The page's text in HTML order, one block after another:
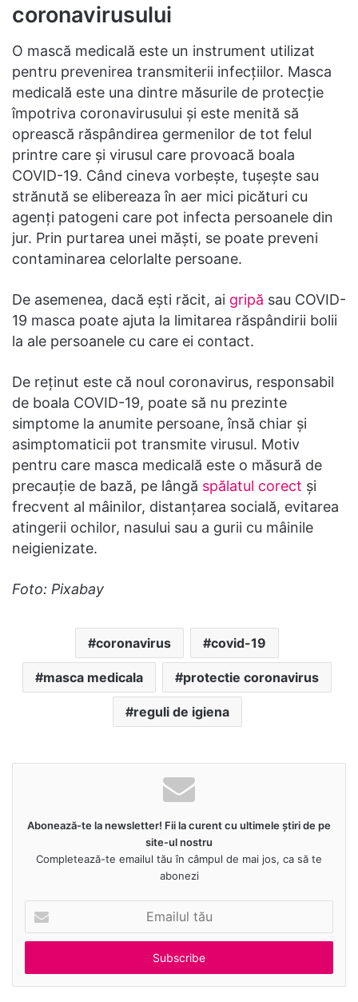
coronavirusului
O mască medicală este un instrument utilizat
pentru prevenirea transmiterii infecțiilor. Masca
medicală este una dintre măsurile de protecție
împotriva coronavirusului și este menită să
oprească răspândirea germenilor de tot felul
printre care și virusul care provoacă boala
COVID-19. Când cineva vorbește, tușește sau
strănută se elibereaza în aer mici picături cu
agenți patogeni care pot infecta persoanele din
jur. Prin purtarea unei măști, se poate preveni
contaminarea celorlalte persoane.
De asemenea, dacă ești răcit, ai gripă sau COVID-
19 masca poate ajuta la limitarea răspândirii bolii
la ale persoanele cu care ei contact.
De reținut este că noul coronavirus, responsabil
de boala COVID-19, poate să nu prezinte
simptome la anumite persoane, însă chiar și
asimptomaticii pot transmite virusul. Motiv
pentru care masca medicală este o măsură de
precauție de bază, pe lângă spălatul corect și
frecvent al mâinilor, distanțarea socială, evitarea
atingerii ochilor, nasului sau a gurii cu mâinile
neigienizate.
Foto: Pixabay
coronavirus covid-19
masca medicala protectie coronavirus
reguli de igiena
Abonează-te la newsletter! Fii la curent cu ultimele știri de pe
site-ul nostru
Completează-te emailul tău în câmpul de mai jos, ca să te
abonezi
tău